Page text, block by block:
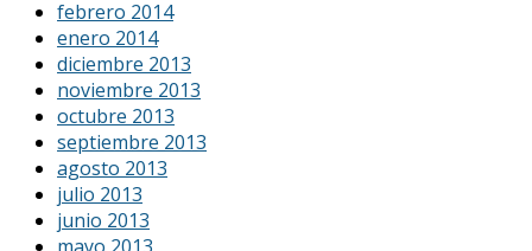
febrero 2014
enero 2014
diciembre 2013
noviembre 2013
octubre 2013
septiembre 2013
agosto 2013
julio 2013
junio 2013